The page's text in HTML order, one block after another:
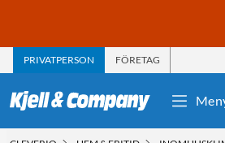
PRIVATPERSON FÖRETAG